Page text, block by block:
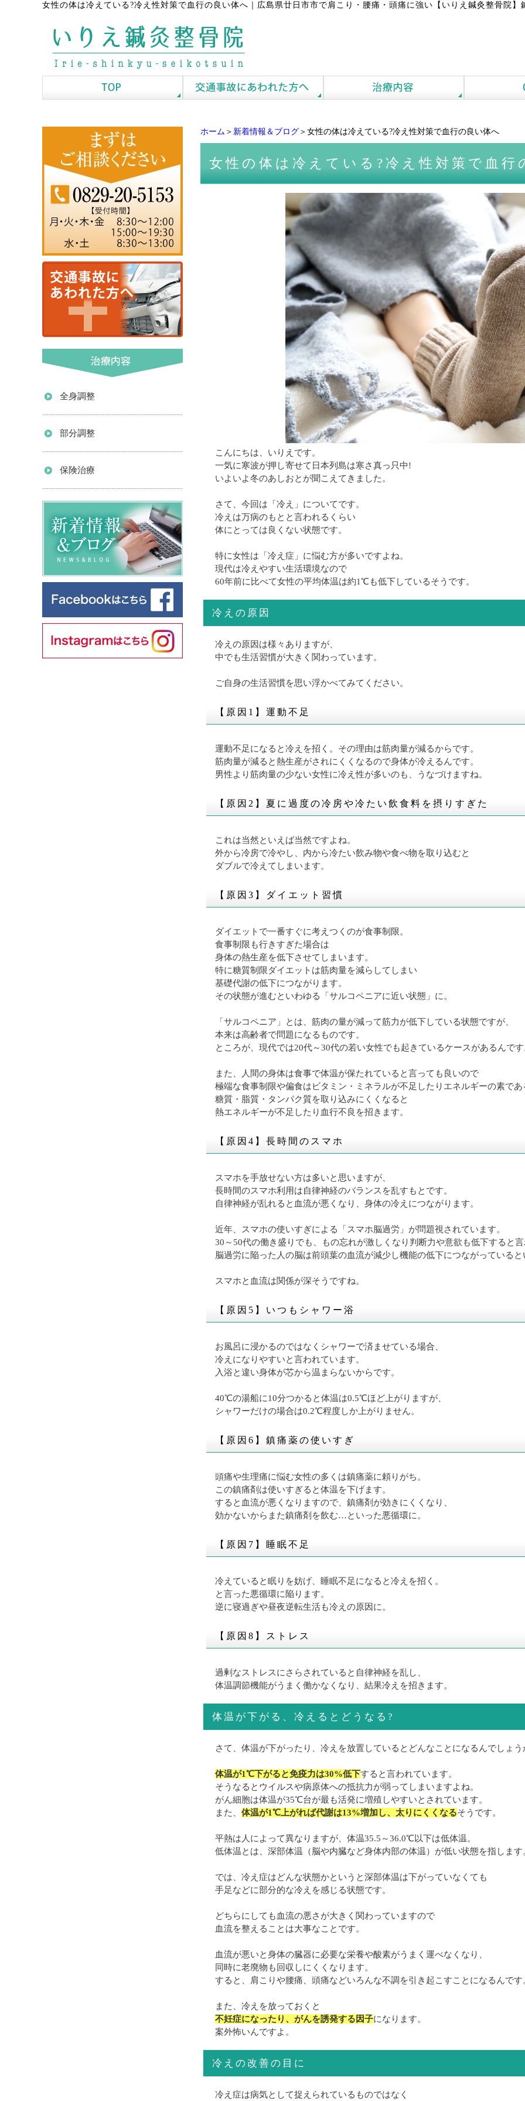
女性の体は冷えている?冷え性対策で血行の良い体へ 広島県廿日市市で肩こり・腰痛・頭痛に強い【いりえ鍼灸整骨院
ホーム ＞ 新着情報＆ブログ ＞女性の体は冷えている?冷え性対策で血行の良い体へ
女性の体は冷えている?冷え性対策で血行
こんにちは、いりえです。
一気に寒波が押し寄せて日本列島は寒さ真っ只中!
いよいよ冬のあしおとが聞こえてきました。
さて、今回は「冷え」についてです。
冷えは万病のもとと言われるくらい
体にとっては良くない状態です。
特に女性は「冷え症」に悩む方が多いですよね。
現代は冷えやすい生活環境なので
60年前に比べて女性の平均体温は約1℃も低下しているそうです。
冷えの原因
冷えの原因は様々ありますが、
中でも生活習慣が大きく関わっています。
ご自身の生活習慣を思い浮かべてみてください。
【原因1】運動不足
運動不足になると冷えを招く。その理由は筋肉量が減るからです。
筋肉量が減ると熱生産がされにくくなるので身体が冷えるんです。
男性より筋肉量の少ない女性に冷え性が多いのも、うなづけますね。
【原因2】夏に過度の冷房や冷たい飲食料を摂りすぎた
これは当然といえば当然ですよね。
外から冷房で冷やし、内から冷たい飲み物や食べ物を取り込むと
ダブルで冷えてしまいます。
【原因3】ダイエット習慣
ダイエットで一番すぐに考えつくのが食事制限。
食事制限も行きすぎた場合は
身体の熱生産を低下させてしまいます。
特に糖質制限ダイエットは筋肉量を減らしてしまい
基礎代謝の低下につながります。
その状態が進むといわゆる「サルコペニアに近い状態」に。
「サルコペニア」とは、筋肉の量が減って筋力が低下している状態ですが、
本来は高齢者で問題になるものです。
ところが、現代では20代～30代の若い女性でも起きているケースがあるんで
また、人間の身体は食事で体温が保たれていると言っても良いので
極端な食事制限や偏食はビタミン・ミネラルが不足したりエネルギーの素であ
糖質・脂質・タンパク質を取り込みにくくなると
熱エネルギーが不足したり血行不良を招きます。
【原因4】長時間のスマホ
スマホを手放せない方は多いと思いますが、
長時間のスマホ利用は自律神経のバランスを乱すもとです。
自律神経が乱れると血流が悪くなり、身体の冷えにつながります。
近年、スマホの使いすぎによる「スマホ脳過労」が問題視されています。
30～50代の働き盛りでも、もの忘れが激しくなり判断力や意欲も低下すると
脳過労に陥った人の脳は前頭葉の血流が減少し機能の低下につながっている
スマホと血流は関係が深そうですね。
【原因5】いつもシャワー浴
お風呂に浸かるのではなくシャワーで済ませている場合、
冷えになりやすいと言われています。
入浴と違い身体が芯から温まらないからです。
40℃の湯船に10分つかると体温は0.5℃ほど上がりますが、
シャワーだけの場合は0.2℃程度しか上がりません。
【原因6】鎮痛薬の使いすぎ
頭痛や生理痛に悩む女性の多くは鎮痛薬に頼りがち。
この鎮痛剤は使いすぎると体温を下げます。
すると血流が悪くなりますので、鎮痛剤が効きにくくなり、
効かないからまた鎮痛剤を飲む…といった悪循環に。
【原因7】睡眠不足
冷えていると眠りを妨げ、睡眠不足になると冷えを招く。
と言った悪循環に陥ります。
逆に寝過ぎや昼夜逆転生活も冷えの原因に。
【原因8】ストレス
過剰なストレスにさらされていると自律神経を乱し、
体温調節機能がうまく働かなくなり、結果冷えを招きます。
体温が下がる、冷えるとどうなる?
さて、体温が下がったり、冷えを放置しているとどんなことになるんでしょう
体温が1℃下がると免疫力は30%低下すると言われています。
そうなるとウイルスや病原体への抵抗力が弱ってしまいますよね。
がん細胞は体温が35℃台が最も活発に増殖しやすいとされています。
また、 体温が1℃上がれば代謝は13%増加し、太りにくくなるそうです。
平熱は人によって異なりますが、体温35.5～36.0℃以下は低体温。
低体温とは、深部体温（脳や内臓など身体内部の体温）が低い状態を指します
では、冷え症はどんな状態かというと深部体温は下がっていなくても
手足などに部分的な冷えを感じる状態です。
どちらにしても血流の悪さが大きく関わっていますので
血流を整えることは大事なことです。
血流が悪いと身体の臓器に必要な栄養や酸素がうまく運べなくなり、
同時に老廃物も回収しにくくなります。
すると、肩こりや腰痛、頭痛などいろんな不調を引き起こすことになるんです
また、冷えを放っておくと
不妊症になったり、がんを誘発する因子になります。
案外怖いんですよ。
冷えの改善の目に
冷え症は病気として捉えられているものではなく
全身調整
部分調整
保険治療